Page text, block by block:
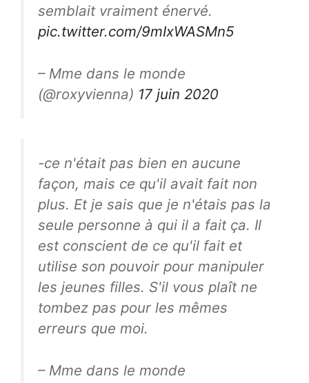
semblait vraiment énervé.
pic.twitter.com/9mIxWASMn5
– Mme dans le monde
(@roxyvienna) 17 juin 2020
-ce n'était pas bien en aucune
façon, mais ce qu'il avait fait non
plus. Et je sais que je n'étais pas la
seule personne à qui il a fait ça. Il
est conscient de ce qu'il fait et
utilise son pouvoir pour manipuler
les jeunes filles. S'il vous plaît ne
tombez pas pour les mêmes
erreurs que moi.
– Mme dans le monde